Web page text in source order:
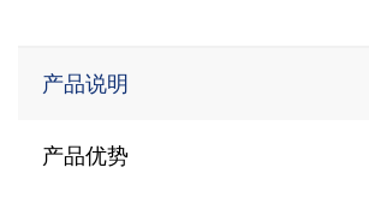
产品说明
产品优势